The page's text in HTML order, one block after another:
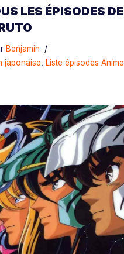
LES ÉPISODES DE
Benjamin
japonaise Liste épisodes Anime